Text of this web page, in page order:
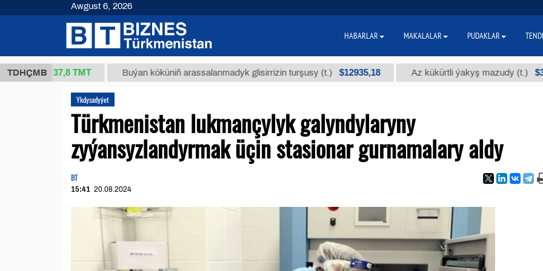
TDHÇMB
37,8 ТМТ Buýan köküniň arassalanmadyk glisirrizin turşusy (t.) $12935,18 Az kükürtli ýakyş mazudy (t.) $300
Ykdysadyýet
Türkmenistan lukmançylyk galyndylaryny
zyýansyzlandyrmak üçin stasionar gurnamalary aldy
BT
15:41 20.08.2024
Awgust 6, 2026
HABARLAR MAKALALAR PUDAKLAR